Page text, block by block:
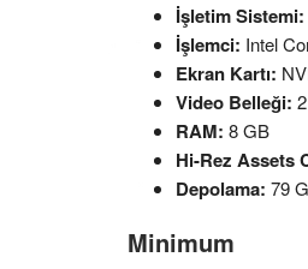
İşletim Sistemi:
İşlemci: Intel
Ekran Kartı:
Video Belleği:
RAM: 8 GB
Hi-Rez Assets
Depolama: 79
Minimum